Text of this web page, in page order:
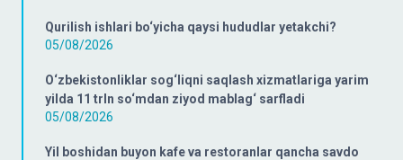
Qurilish ishlari bo‘yicha qaysi hududlar yetakchi?
05/08/2026
O‘zbekistonliklar sog‘liqni saqlash xizmatlariga yarim
yilda 11 trln so‘mdan ziyod mablag‘ sarfladi
05/08/2026
Yil boshidan buyon kafe va restoranlar qancha savdo